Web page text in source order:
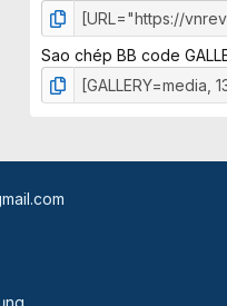
Sao chép BB code